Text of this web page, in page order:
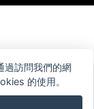
過訪問我們的網
的使用。